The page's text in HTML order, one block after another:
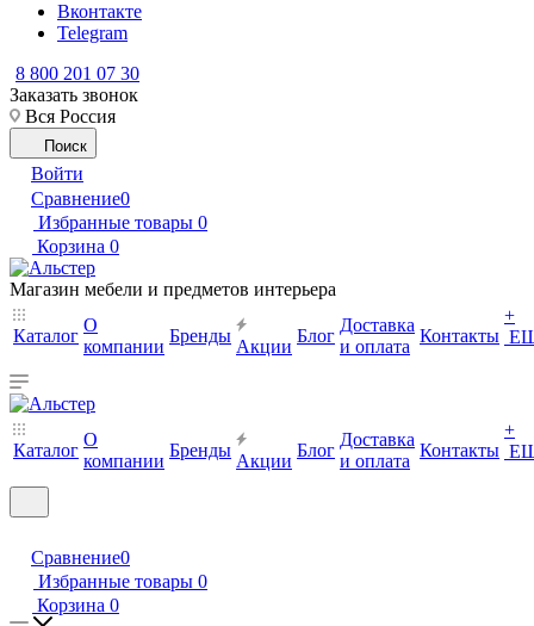
Вконтакте
Telegram
8 800 201 07 30
Заказать звонок
Вся Россия
Поиск
Войти
Сравнение0
Избранные товары 0
Корзина 0
Магазин мебели и предметов интерьера
Каталог
О
компании
Бренды
Акции
Блог
Доставка
и оплата
Контакты
+
Каталог
О
компании
Бренды
Акции
Блог
Доставка
и оплата
Контакты
+
Сравнение0
Избранные товары 0
Корзина 0